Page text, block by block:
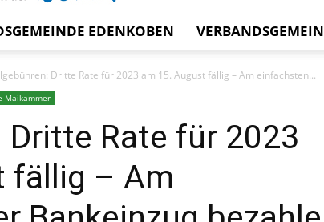
EDENKOBEN
Dritte Rate für 2023 am 15. August fällig – Am einfachsten...
Maikammer
Rate für 2023
fällig – Am